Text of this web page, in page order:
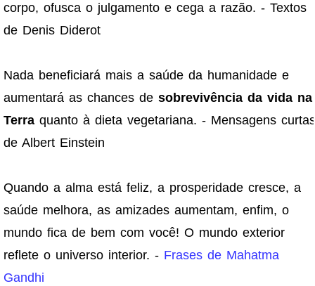
corpo, ofusca o julgamento e cega a razão. - Textos
de Denis Diderot
Nada beneficiará mais a saúde da humanidade e
aumentará as chances de sobrevivência da vida na
Terra quanto à dieta vegetariana. - Mensagens curtas
de Albert Einstein
Quando a alma está feliz, a prosperidade cresce, a
saúde melhora, as amizades aumentam, enfim, o
mundo fica de bem com você! O mundo exterior
reflete o universo interior. - Frases de Mahatma
Gandhi